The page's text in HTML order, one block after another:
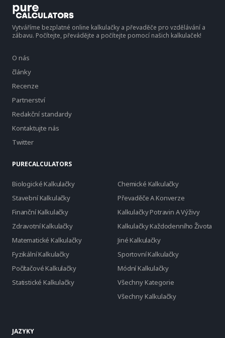
Vytváříme bezplatné online kalkulačky a převaděče pro vzdělávání a
zábavu. Počítejte, převádějte a počítejte pomocí našich kalkulaček!
O nás
články
Recenze
Partnerství
Redakční standardy
Kontaktujte nás
Twitter
PURECALCULATORS
Biologické Kalkulačky
Chemické Kalkulačky
Stavební Kalkulačky
Převaděče A Konverze
Finanční Kalkulačky
Kalkulačky Potravin A Výživy
Zdravotní Kalkulačky
Kalkulačky Každodenního Života
Matematické Kalkulačky
Jiné Kalkulačky
Fyzikální Kalkulačky
Sportovní Kalkulačky
Počítačové Kalkulačky
Módní Kalkulačky
Statistické Kalkulačky
Všechny Kategorie
Všechny Kalkulačky
JAZYKY